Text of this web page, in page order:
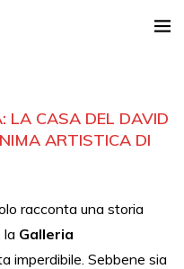
LA CASA DEL DAVID
ARTISTICA DI
racconta una storia
la Galleria
imperdibile. Sebbene sia